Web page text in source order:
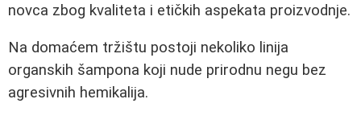
novca zbog kvaliteta i etičkih aspekata proizvodnje.
Na domaćem tržištu postoji nekoliko linija
organskih šampona koji nude prirodnu negu bez
agresivnih hemikalija.